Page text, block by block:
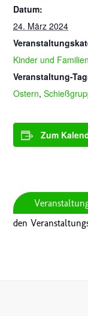
Datum:
24. März 2024
Kinder und Familien
Veranstaltung-
Ostern,
Zum
den